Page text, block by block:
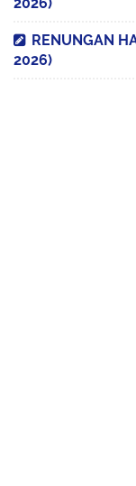
RENUNGAN
2026)